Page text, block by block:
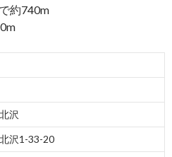
約740m
沢
沢1-33-20